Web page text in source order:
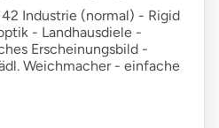
Industrie (normal) - Rigid
- Landhausdiele -
Erscheinungsbild -
Weichmacher - einfache